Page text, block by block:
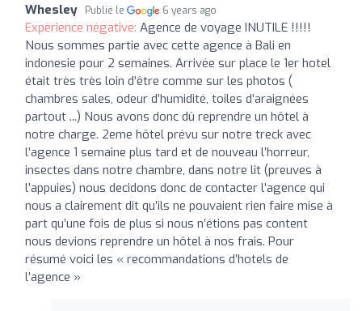
Whesley Publié le 6 years ago
Expérience négative: Agence de voyage INUTILE !!!!!
Nous sommes partie avec cette agence à Bali en
indonesie pour 2 semaines. Arrivée sur place le 1er hotel
était très très loin d’être comme sur les photos (
chambres sales, odeur d’humidité, toiles d’araignées
partout ...) Nous avons donc dû reprendre un hôtel à
notre charge. 2eme hôtel prévu sur notre treck avec
l’agence 1 semaine plus tard et de nouveau l’horreur,
insectes dans notre chambre, dans notre lit (preuves à
l’appuies) nous decidons donc de contacter l’agence qui
nous a clairement dit qu’ils ne pouvaient rien faire mise à
part qu’une fois de plus si nous n’étions pas content
nous devions reprendre un hôtel à nos frais. Pour
résumé voici les « recommandations d’hotels de
l’agence »